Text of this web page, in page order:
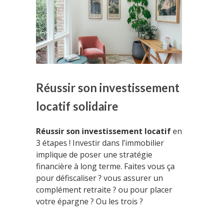
Réussir son investissement
locatif solidaire
Réussir son investissement locatifen
3 étapes ! Investir dans l’immobilier
implique de poser une stratégie
financière à long terme. Faites vous ça
pour défiscaliser ? vous assurer un
complément retraite ? ou pour placer
votre épargne ? Ou les trois ?